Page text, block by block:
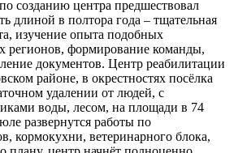
созданию центра предшествовал
длиной в полтора года – тщательная
изучение опыта подобных
регионов, формирование команды,
документов. Центр реабилитации
районе, в окрестностях посёлка
удалении от людей, с
воды, лесом, на площади в 74
развернутся работы по
кормокухни, ветеринарного блока,